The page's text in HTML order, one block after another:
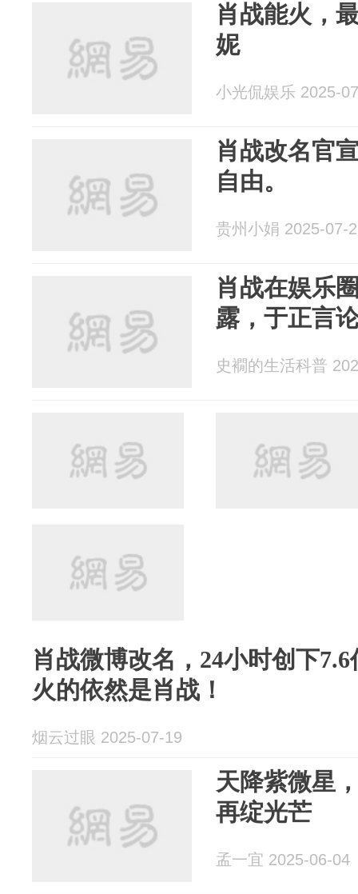
肖战能火，
妮
小光侃娱乐 2025-
肖战改名官
自由。
贵州小娟 2025-07-
肖战在娱乐
露，于正言
史襉的生活科普
肖战微博改名，24小时创下
火的依然是肖战！
烟云过眼 2025-07-19
天降紫微星
再绽光芒
孟一宜 2025-06-04